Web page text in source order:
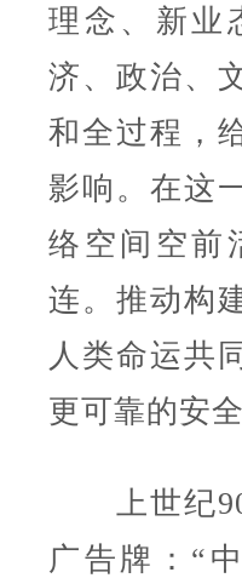
理念、新业
济、政治、
和全过程，
影响。在这
络空间空前
连。推动构
人类命运共
更可靠的安
上世纪90
广告牌：“